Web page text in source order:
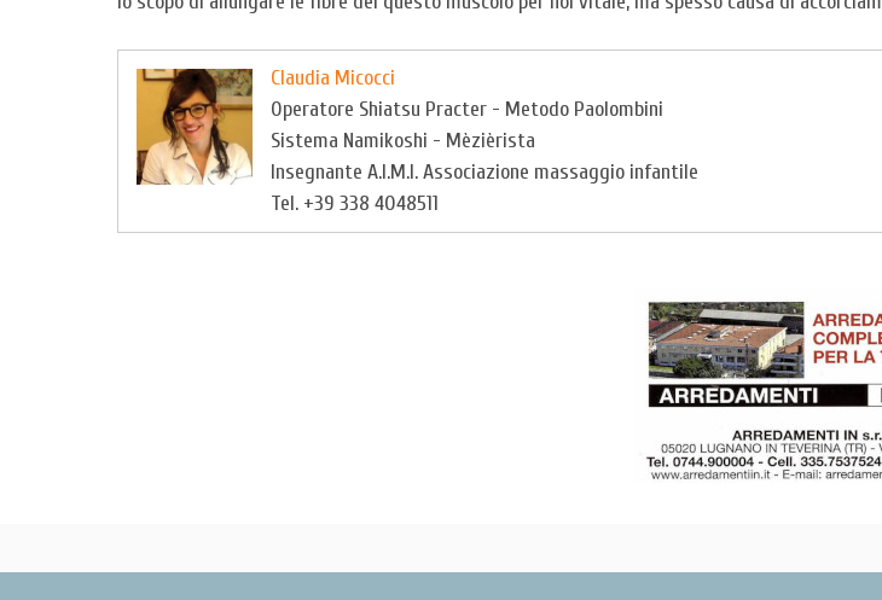
Claudia Micocci
Operatore Shiatsu Practer - Metodo Paolombini
Sistema Namikoshi - Mèzièrista
Insegnante A.I.M.I. Associazione massaggio infantile
Tel. +39 338 4048511